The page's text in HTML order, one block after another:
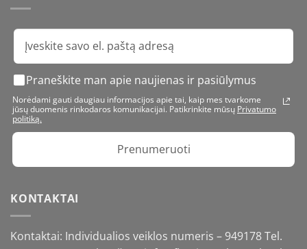
Praneškite man apie naujienas ir pasiūlymus
Norėdami gauti daugiau informacijos apie tai, kaip mes tvarkome
jūsų duomenis rinkodaros komunikacijai. Patikrinkite mūsų Privatumo
politiką.
Prenumeruoti
KONTAKTAI
Kontaktai: Individualios veiklos numeris – 949178 Tel.